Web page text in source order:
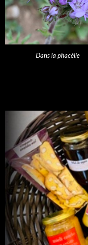
Dans la phacélie